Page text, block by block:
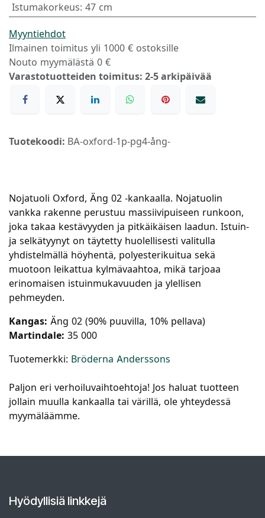
Istumakorkeus: 47 cm
Myyntiehdot
Ilmainen toimitus yli 1000 € ostoksille
Nouto myymälästä 0 €
Varastotuotteiden toimitus: 2-5 arkipäivää
Tuotekoodi: BA-oxford-1p-pg4-ång-
Nojatuoli Oxford, Äng 02 -kankaalla. Nojatuolin
vankka rakenne perustuu massiivipuiseen runkoon,
joka takaa kestävyyden ja pitkäikäisen laadun. Istuin-
ja selkätyynyt on täytetty huolellisesti valitulla
yhdistelmällä höyhentä, polyesterikuitua sekä
muotoon leikattua kylmävaahtoa, mikä tarjoaa
erinomaisen istuinmukavuuden ja ylellisen
pehmeyden.
Kangas: Äng 02 (90% puuvilla, 10% pellava)
Martindale: 35 000
Tuotemerkki: Bröderna Anderssons
Paljon eri verhoiluvaihtoehtoja! Jos haluat tuotteen
jollain muulla kankaalla tai värillä, ole yhteydessä
myymäläämme.
Hyödyllisiä linkkejä